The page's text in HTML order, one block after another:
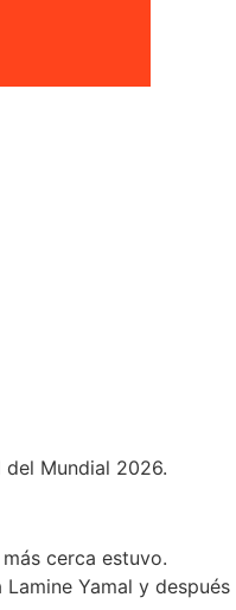
Mundial 2026.
cerca estuvo.
Yamal y después